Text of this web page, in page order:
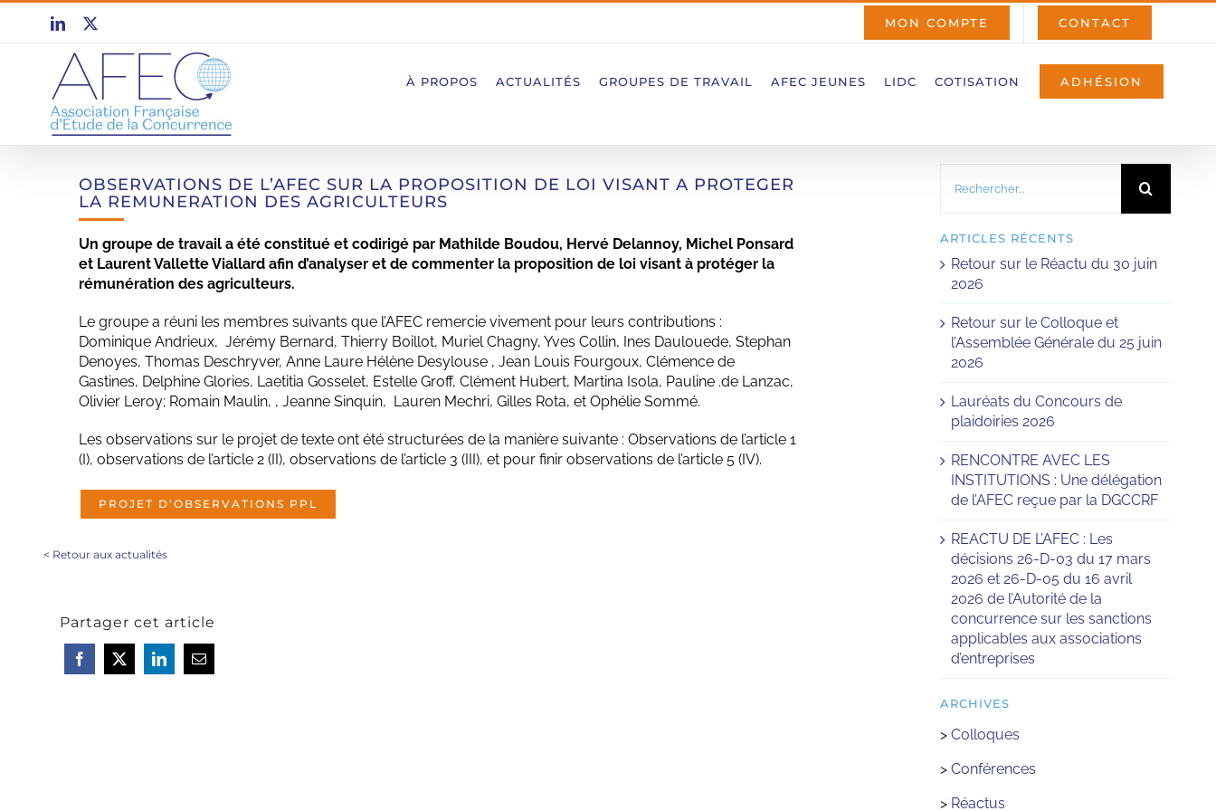
Passer
contenu
LinkedIn
X MON COMPTE CONTACT
À PROPOS ACTUALITÉS GROUPES DE TRAVAIL AFEC JEUNES LIDC COTISATION ADHÉSION
OBSERVATIONS DE L’AFEC SUR LA PROPOSITION DE LOI VISANT A PROTEGER
LA REMUNERATION DES AGRICULTEURS
Un groupe de travail a été constitué et codirigé par Mathilde Boudou, Hervé Delannoy, Michel Ponsard
et Laurent Vallette Viallard afin d’analyser et de commenter la proposition de loi visant à protéger la
rémunération des agriculteurs.
Le groupe a réuni les membres suivants que l’AFEC remercie vivement pour leurs contributions :
Dominique Andrieux, Jérémy Bernard, Thierry Boillot, Muriel Chagny, Yves Collin, Ines Daulouede, Stephan
Denoyes, Thomas Deschryver, Anne Laure Hélène Desylouse , Jean Louis Fourgoux, Clémence de
Gastines, Delphine Glories, Laetitia Gosselet, Estelle Groff, Clément Hubert, Martina Isola, Pauline .de Lanzac,
Olivier Leroy; Romain Maulin, , Jeanne Sinquin, Lauren Mechri, Gilles Rota, et Ophélie Sommé.
Les observations sur le projet de texte ont été structurées de la manière suivante : Observations de l’article 1
(I), observations de l’article 2 (II), observations de l’article 3 (III), et pour finir observations de l’article 5 (IV).
PROJET D’OBSERVATIONS PPL
< Retour aux actualités
Partager cet article
ARTICLES RÉCENTS
Retour sur le Réactu du 30 juin
2026
Retour sur le Colloque et
l’Assemblée Générale du 25 juin
2026
Lauréats du Concours de
plaidoiries 2026
RENCONTRE AVEC LES
INSTITUTIONS : Une délégation
de l’AFEC reçue par la DGCCRF
REACTU DE L’AFEC : Les
décisions 26-D-03 du 17 mars
2026 et 26-D-05 du 16 avril
2026 de l’Autorité de la
concurrence sur les sanctions
applicables aux associations
d’entreprises
ARCHIVES
> Colloques
> Conférences
> Réactus